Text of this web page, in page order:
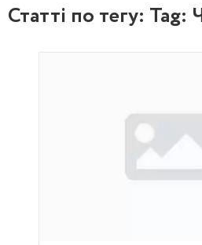
Статті по тегу: Tag: